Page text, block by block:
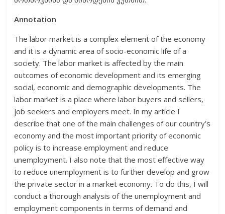
Annotation
The labor market is a complex element of the economy
and it is a dynamic area of socio-economic life of a
society. The labor market is affected by the main
outcomes of economic development and its emerging
social, economic and demographic developments. The
labor market is a place where labor buyers and sellers,
job seekers and employers meet. In my article I
describe that one of the main challenges of our country’s
economy and the most important priority of economic
policy is to increase employment and reduce
unemployment. I also note that the most effective way
to reduce unemployment is to further develop and grow
the private sector in a market economy. To do this, I will
conduct a thorough analysis of the unemployment and
employment components in terms of demand and